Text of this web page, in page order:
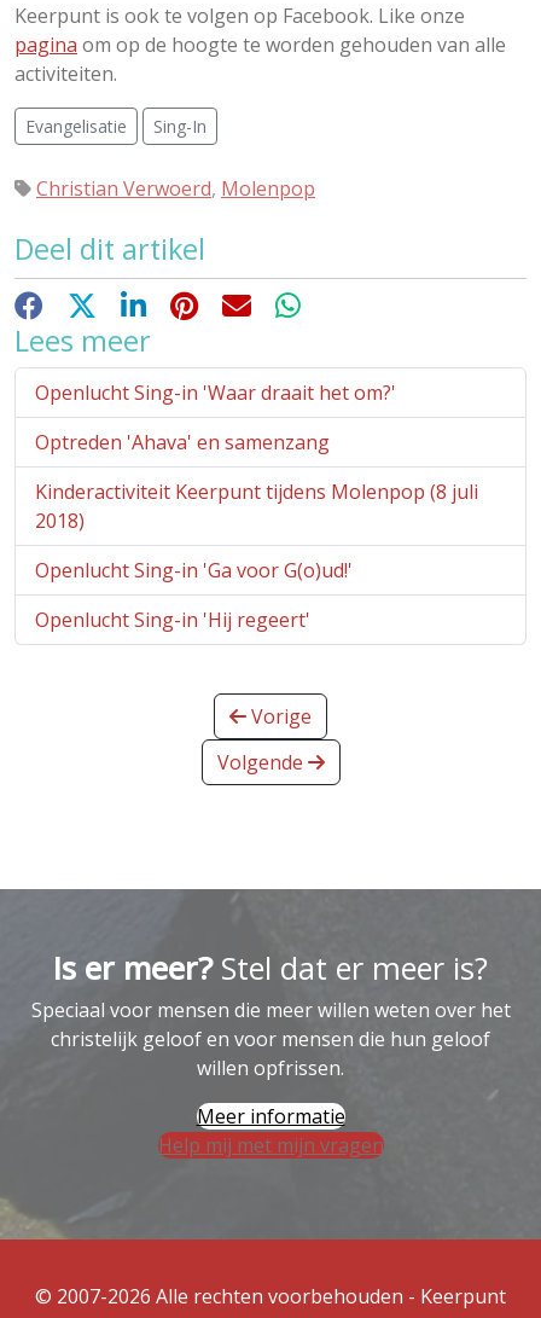
Keerpunt is ook te volgen op Facebook. Like onze
pagina om op de hoogte te worden gehouden van alle
activiteiten.
Evangelisatie Sing-In
Christian Verwoerd, Molenpop
Deel dit artikel
Facebook LinkedInPinterestE-mailWhatsApp
Lees meer
Openlucht Sing-in 'Waar draait het om?'
Optreden 'Ahava' en samenzang
Kinderactiviteit Keerpunt tijdens Molenpop (8 juli
2018)
Openlucht Sing-in 'Ga voor G(o)ud!'
Openlucht Sing-in 'Hij regeert'
Vorige
Volgende
Is er meer?Stel dat er meer is?
Speciaal voor mensen die meer willen weten over het
christelijk geloof en voor mensen die hun geloof
willen opfrissen.
Meer informatie
Help mij met mijn vragen
© 2007-2026 Alle rechten voorbehouden - Keerpunt